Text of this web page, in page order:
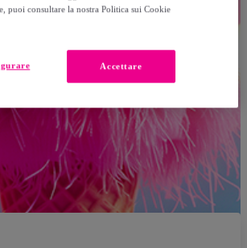
puoi consultare la nostra Politica sui Cookie
Accettare